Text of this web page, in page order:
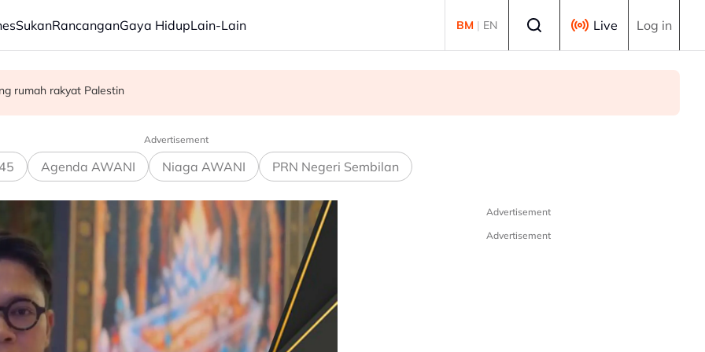
SukanRancanganGaya HidupLain-Lain BM | EN Live Log in
dieksport ke Israel
rumah rakyat Palestin
bukti ketegasan Malaysia - PM Anwar
Advertisement
Agenda AWANI Niaga AWANI PRN Negeri Sembilan
Advertisement
Advertisement